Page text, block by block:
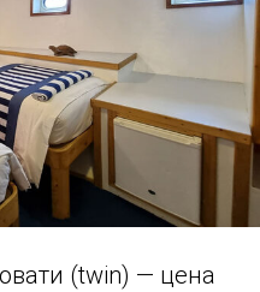
(twin) — цена